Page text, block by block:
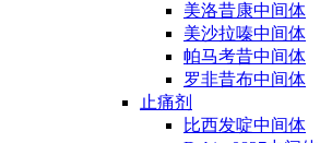
美洛昔康中间体
美沙拉嗪中间体
帕马考昔中间体
罗非昔布中间体
止痛剂
比西发啶中间体